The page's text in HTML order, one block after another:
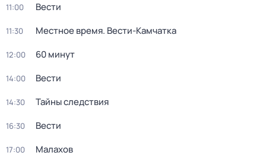
11:00 Вести
11:30 Местное время. Вести-Камчатка
12:00 60 минут
14:00 Вести
14:30 Тайны следствия
16:30 Вести
17:00 Малахов